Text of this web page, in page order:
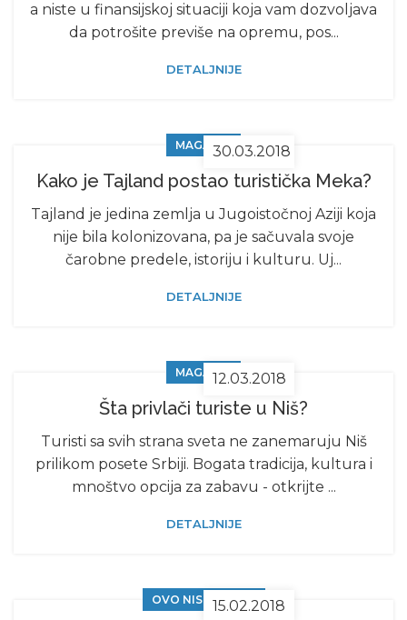
a niste u finansijskoj situaciji koja vam dozvoljava
da potrošite previše na opremu, pos...
DETALJNIJE
30.03.2018
MAGAZIN
Kako je Tajland postao turistička Meka?
Tajland je jedina zemlja u Jugoistočnoj Aziji koja
nije bila kolonizovana, pa je sačuvala svoje
čarobne predele, istoriju i kulturu. Uj...
DETALJNIJE
12.03.2018
MAGAZIN
Šta privlači turiste u Niš?
Turisti sa svih strana sveta ne zanemaruju Niš
prilikom posete Srbiji. Bogata tradicija, kultura i
mnoštvo opcija za zabavu - otkrijte ...
DETALJNIJE
15.02.2018
OVO NISTE ZNALI